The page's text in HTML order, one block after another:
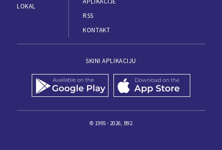
LOKAL
RSS
KONTAKT
SKINI APLIKACIJU
© 1995 - 2026, B92